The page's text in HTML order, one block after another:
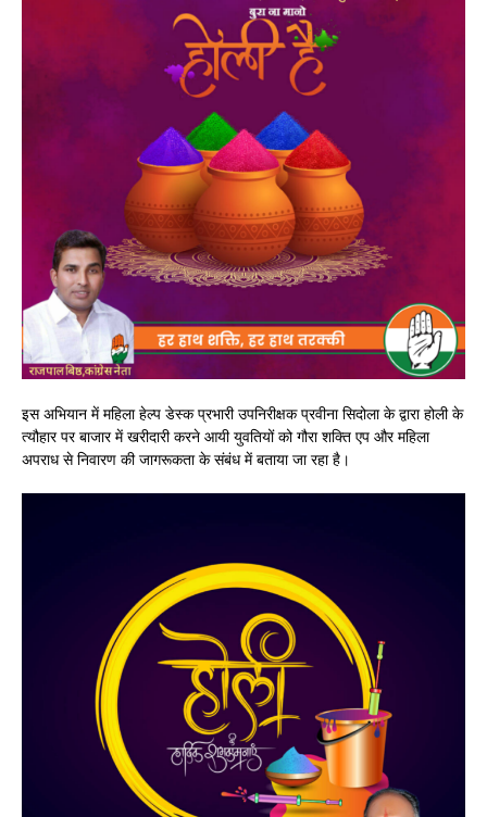
इस अभियान में महिला हेल्प डेस्क प्रभारी उपनिरीक्षक प्रवीना सिदोला के द्वारा होली के
त्यौहार पर बाजार में खरीदारी करने आयी युवतियों को गौरा शक्ति एप और महिला
अपराध से निवारण की जागरूकता के संबंध में बताया जा रहा है।